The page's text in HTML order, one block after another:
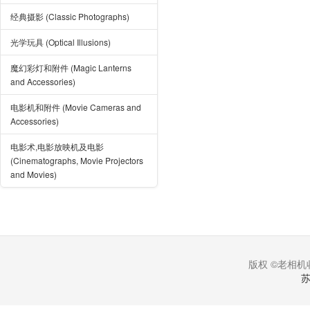
经典摄影 (Classic Photographs)
光学玩具 (Optical Illusions)
魔幻彩灯和附件 (Magic Lanterns
and Accessories)
电影机和附件 (Movie Cameras and
Accessories)
电影术,电影放映机及电影
(Cinematographs, Movie Projectors
and Movies)
版权 ©老相